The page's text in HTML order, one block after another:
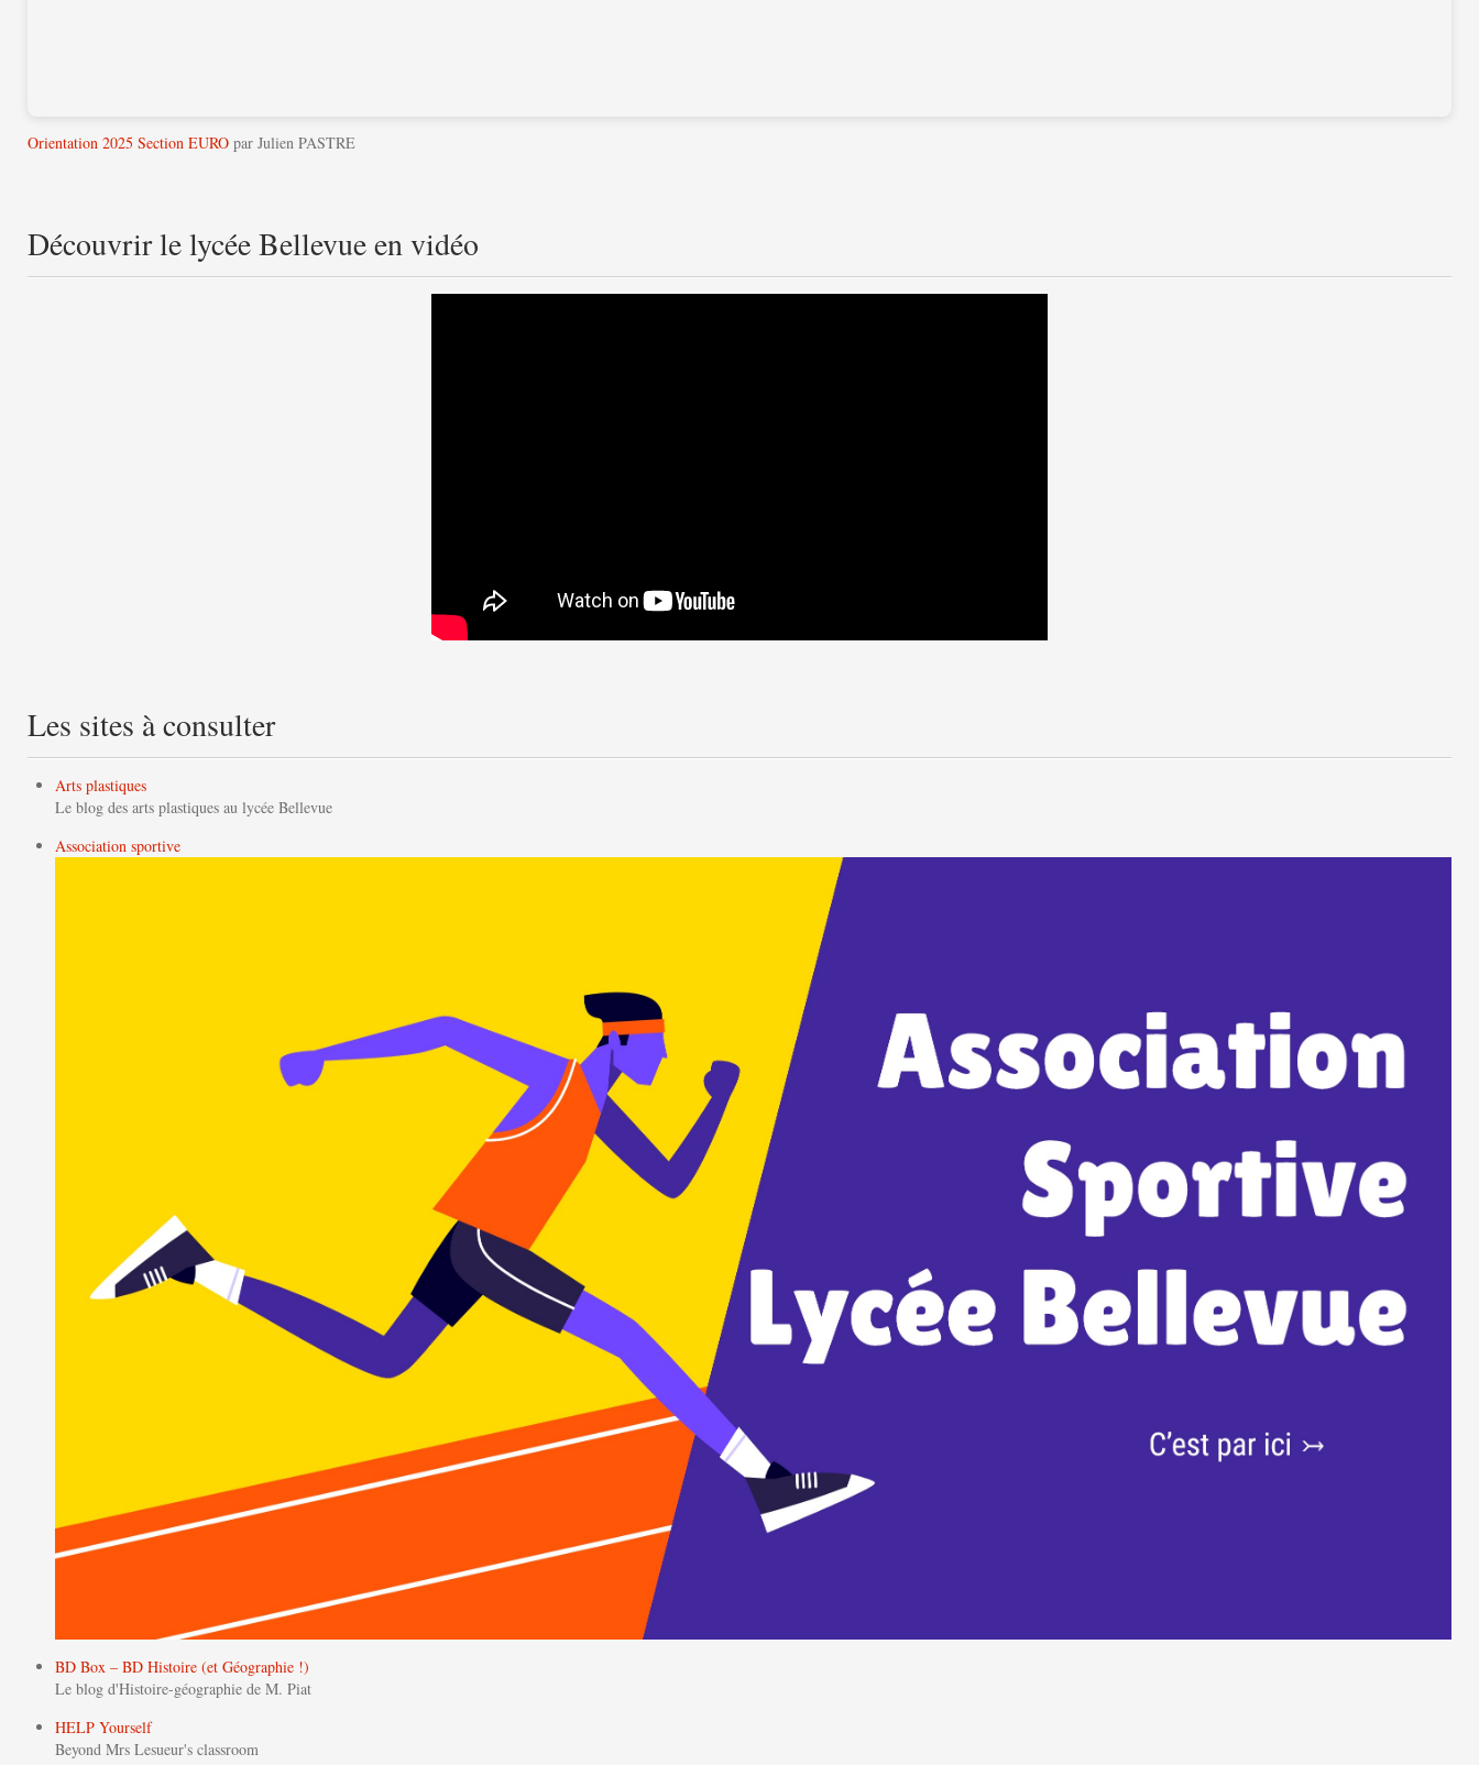
Orientation 2025 Section EURO par Julien PASTRE
Découvrir le lycée Bellevue en vidéo
Les sites à consulter
Arts plastiques
Le blog des arts plastiques au lycée Bellevue
Association sportive
BD Box – BD Histoire (et Géographie !)
Le blog d'Histoire-géographie de M. Piat
HELP Yourself
Beyond Mrs Lesueur's classroom